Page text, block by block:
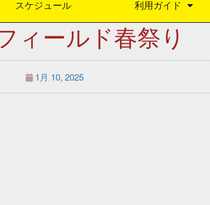
スケジュール 利用ガイド
ィールド春祭り
1月 10, 2025